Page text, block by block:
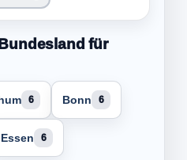
für
6 Bonn 6
Essen 6